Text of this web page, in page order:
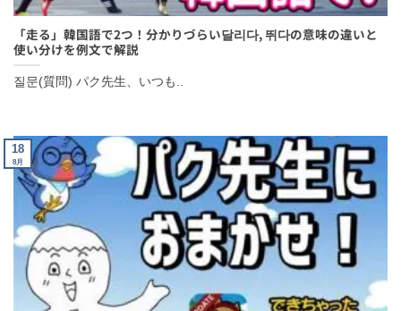
「走る」韓国語で2つ！分かりづらい달리다, 뛰다の意味の違いと
使い分けを例文で解説
질문(質問) パク先生、いつも..
18
8月